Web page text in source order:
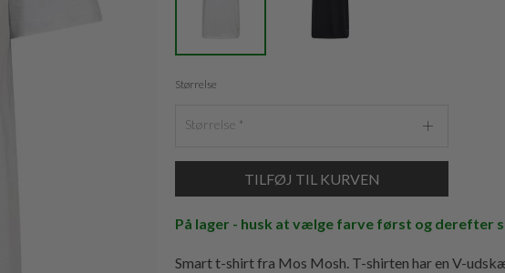
Størrelse
Størrelse
På lager - husk at vælge farve først og derefter
Smart t-shirt fra Mos Mosh. T-shirten har en V-